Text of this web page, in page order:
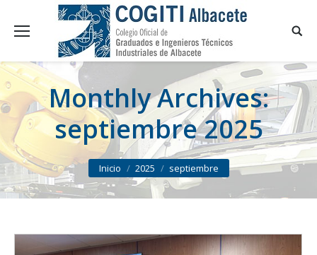
Monthly Archives:
septiembre 2025
You are here:
Inicio 2025 septiembre